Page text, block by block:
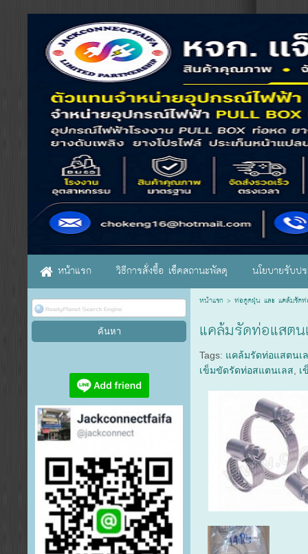
หน้าแรก วิธีการสั่งซื้อ เช็คสถานะพัสดุ นโยบายรับป
หน้าแรก > ท่อดูดฝุ่น และ แคล้มรัดท่
แคล้มรัดท่อแสต
Tags: แคล้มรัดท่อแสตนเ
เข็มขัดรัดท่อสแตนเลส
เ